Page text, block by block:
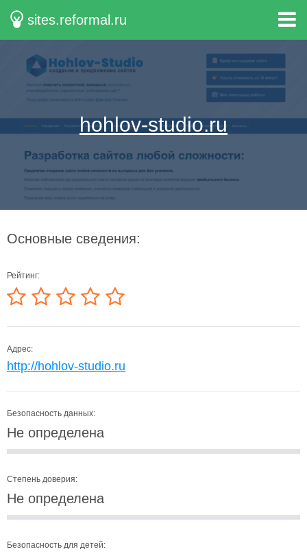
sites.reformal.ru
hohlov-studio.ru
Основные сведения:
Рейтинг:
Адрес:
http://hohlov-studio.ru
Безопасность данных:
Не определена
Степень доверия:
Не определена
Безопасность для детей: